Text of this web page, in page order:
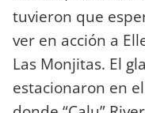
tuvieron que
ver en acción a
Las Monjitas. El
estacionaron en